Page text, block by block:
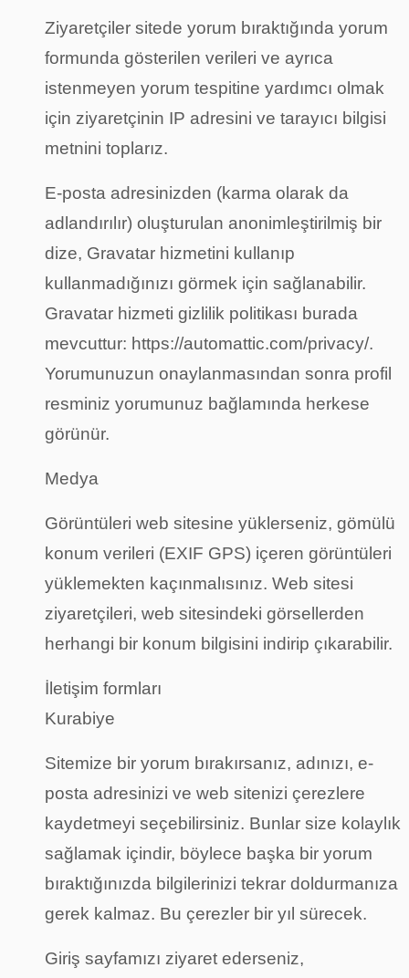
Ziyaretçiler sitede yorum bıraktığında yorum
formunda gösterilen verileri ve ayrıca
istenmeyen yorum tespitine yardımcı olmak
için ziyaretçinin IP adresini ve tarayıcı bilgisi
metnini toplarız.
E-posta adresinizden (karma olarak da
adlandırılır) oluşturulan anonimleştirilmiş bir
dize, Gravatar hizmetini kullanıp
kullanmadığınızı görmek için sağlanabilir.
Gravatar hizmeti gizlilik politikası burada
mevcuttur: https://automattic.com/privacy/.
Yorumunuzun onaylanmasından sonra profil
resminiz yorumunuz bağlamında herkese
görünür.
Medya
Görüntüleri web sitesine yüklerseniz, gömülü
konum verileri (EXIF GPS) içeren görüntüleri
yüklemekten kaçınmalısınız. Web sitesi
ziyaretçileri, web sitesindeki görsellerden
herhangi bir konum bilgisini indirip çıkarabilir.
İletişim formları
Kurabiye
Sitemize bir yorum bırakırsanız, adınızı, e-
posta adresinizi ve web sitenizi çerezlere
kaydetmeyi seçebilirsiniz. Bunlar size kolaylık
sağlamak içindir, böylece başka bir yorum
bıraktığınızda bilgilerinizi tekrar doldurmanıza
gerek kalmaz. Bu çerezler bir yıl sürecek.
Giriş sayfamızı ziyaret ederseniz,